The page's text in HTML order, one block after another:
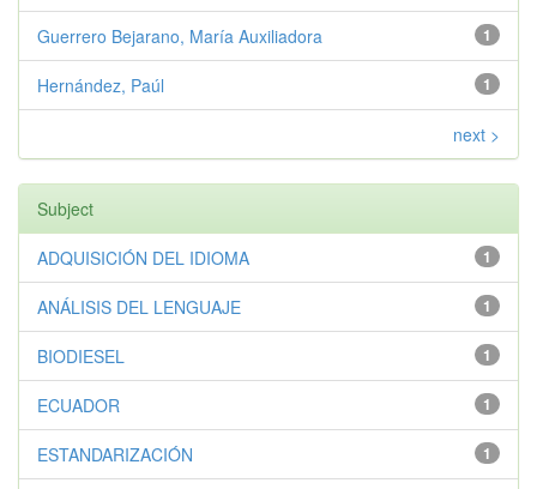
1
Guerrero Bejarano, María Auxiliadora
1
Hernández, Paúl
next >
Subject
1
ADQUISICIÓN DEL IDIOMA
1
ANÁLISIS DEL LENGUAJE
1
BIODIESEL
1
ECUADOR
1
ESTANDARIZACIÓN